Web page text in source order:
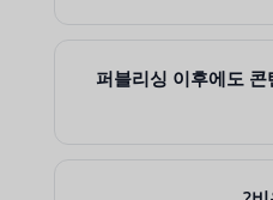
퍼블리싱 이후에도